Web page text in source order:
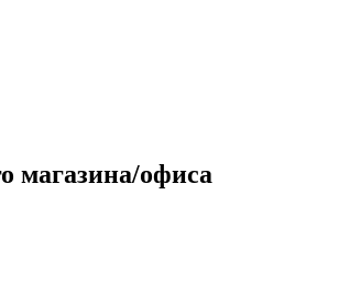
магазина/офиса